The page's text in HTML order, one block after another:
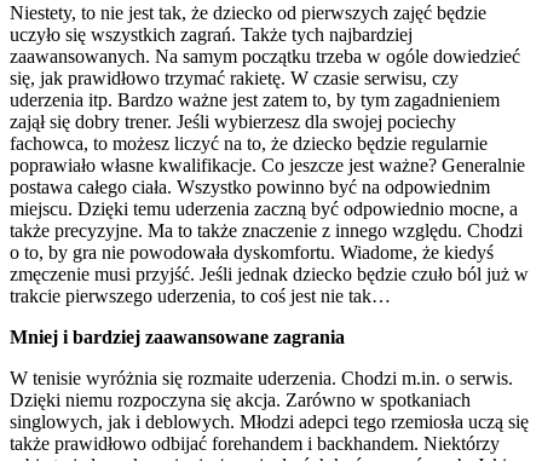
Niestety, to nie jest tak, że dziecko od pierwszych zajęć będzie
uczyło się wszystkich zagrań. Także tych najbardziej
zaawansowanych. Na samym początku trzeba w ogóle dowiedzieć
się, jak prawidłowo trzymać rakietę. W czasie serwisu, czy
uderzenia itp. Bardzo ważne jest zatem to, by tym zagadnieniem
zajął się dobry trener. Jeśli wybierzesz dla swojej pociechy
fachowca, to możesz liczyć na to, że dziecko będzie regularnie
poprawiało własne kwalifikacje. Co jeszcze jest ważne? Generalnie
postawa całego ciała. Wszystko powinno być na odpowiednim
miejscu. Dzięki temu uderzenia zaczną być odpowiednio mocne, a
także precyzyjne. Ma to także znaczenie z innego względu. Chodzi
o to, by gra nie powodowała dyskomfortu. Wiadome, że kiedyś
zmęczenie musi przyjść. Jeśli jednak dziecko będzie czuło ból już w
trakcie pierwszego uderzenia, to coś jest nie tak…
Mniej i bardziej zaawansowane zagrania
W tenisie wyróżnia się rozmaite uderzenia. Chodzi m.in. o serwis.
Dzięki niemu rozpoczyna się akcja. Zarówno w spotkaniach
singlowych, jak i deblowych. Młodzi adepci tego rzemiosła uczą się
także prawidłowo odbijać forehandem i backhandem. Niektórzy